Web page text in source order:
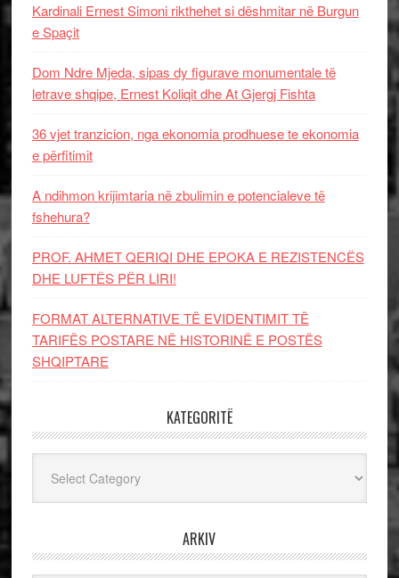
Kardinali Ernest Simoni rikthehet si dëshmitar në Burgun
e Spaçit
Dom Ndre Mjeda, sipas dy figurave monumentale të
letrave shqipe, Ernest Koliqit dhe At Gjergj Fishta
36 vjet tranzicion, nga ekonomia prodhuese te ekonomia
e përfitimit
A ndihmon krijimtaria në zbulimin e potencialeve të
fshehura?
PROF. AHMET QERIQI DHE EPOKA E REZISTENCЁS
DHE LUFTЁS PЁR LIRI!
FORMAT ALTERNATIVE TË EVIDENTIMIT TË
TARIFËS POSTARE NË HISTORINË E POSTËS
SHQIPTARE
KATEGORITË
ARKIV